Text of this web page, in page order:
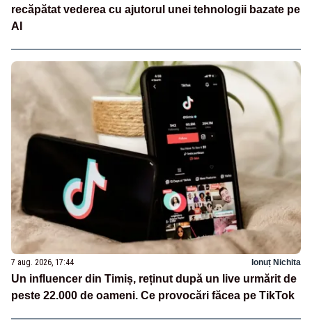
recăpătat vederea cu ajutorul unei tehnologii bazate pe
AI
7 aug. 2026, 17:44 Ionuț Nichita
Un influencer din Timiș, reținut după un live urmărit de
peste 22.000 de oameni. Ce provocări făcea pe TikTok